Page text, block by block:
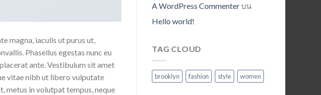
magna, iaculis ut purus ut,
Phasellus egestas nunc eu
ante. Vestibulum sit amet
vitae nibh ut libero vulputate
metus in volutpat tempus, neque
A WordPress Commenterบน
Hello world!
TAG CLOUD
brooklyn fashion style women